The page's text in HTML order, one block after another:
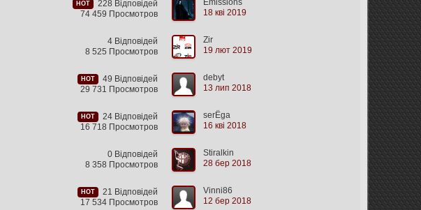
HOT
228 Відповідей
74 459 Просмотров
Emissions
18 кві 2019
4 Відповідей
8 525 Просмотров
Zir
19 лют 2019
HOT
49 Відповідей
29 731 Просмотров
debyt
13 лип 2018
HOT
24 Відповідей
16 718 Просмотров
serЁga
16 кві 2018
0 Відповідей
8 358 Просмотров
Stiralkin
28 бер 2018
HOT
21 Відповідей
17 534 Просмотров
Vinni86
12 бер 2018